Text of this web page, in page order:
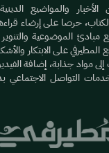
والمواضيع
حرصا على إرضاء
مع مبادئ الموضوعية
على الابتكار
مواد جذابة، إضافة
التواصل الاجتماعي